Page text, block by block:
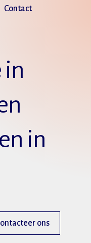
Contact
in
in
ons